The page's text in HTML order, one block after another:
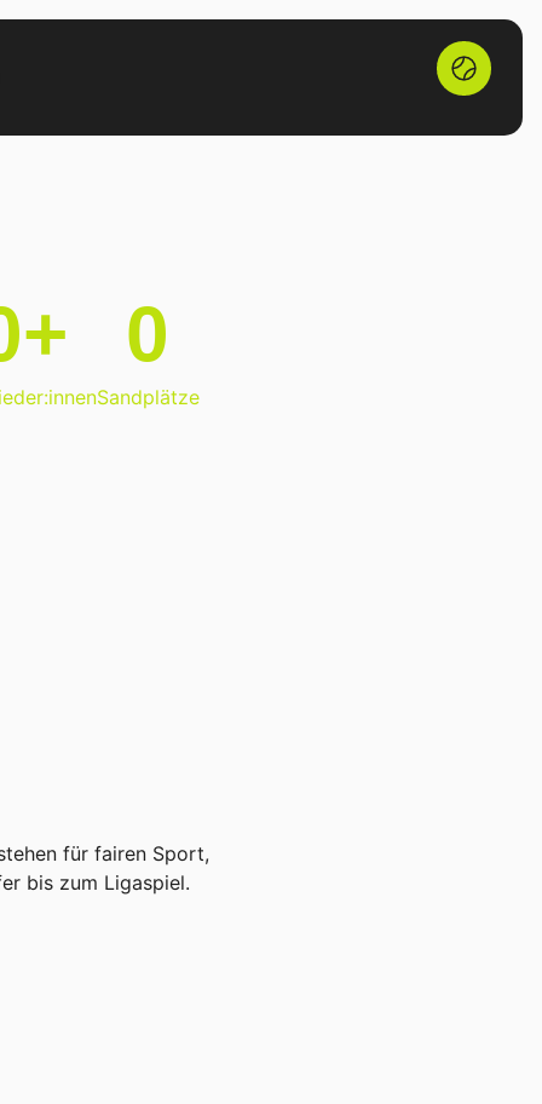
+
Sandplätze
0
für fairen Sport,
bis zum Ligaspiel.